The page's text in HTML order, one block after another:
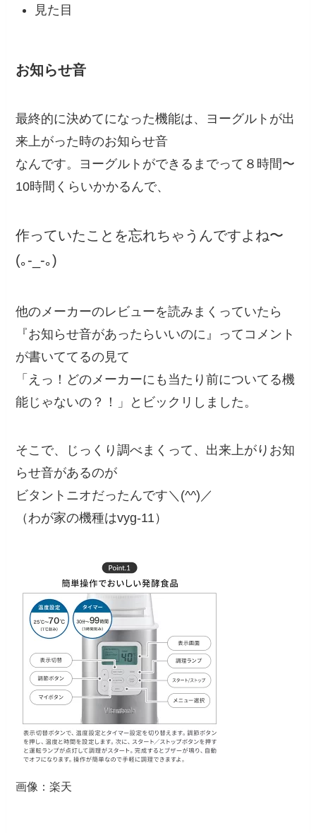
見た目
お知らせ音
最終的に決めてになった機能は、 ヨーグルトが出
来上がった時のお知らせ音
なんです。ヨーグルトができるまでって８時間〜
10時間くらいかかるんで、
作っていたことを忘れちゃうんですよね〜
(｡-_-｡)
他のメーカーのレビューを読みまくっていたら
『お知らせ音があったらいいのに』ってコメント
が書いててるの見て
「えっ！どのメーカーにも当たり前についてる機
能じゃないの？！」とビックリしました。
そこで、じっくり調べまくって、出来上がりお知
らせ音があるのが
ビタントニオだったんです＼(^^)／
（わが家の機種はvyg-11）
画像：楽天